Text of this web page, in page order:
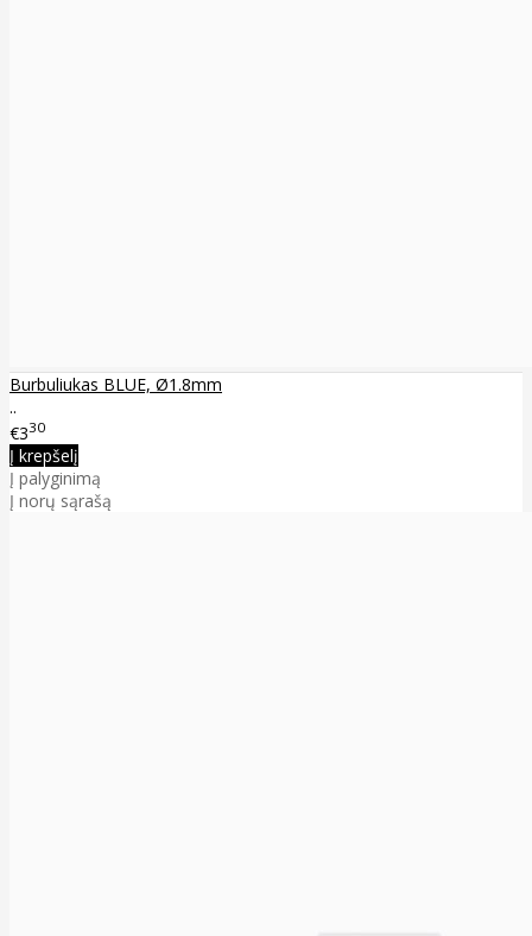
Burbuliukas BLUE, Ø1.8mm
..
€330
Į krepšelį
Į palyginimą
Į norų sąrašą